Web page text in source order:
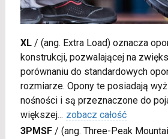
XL/ (ang. Extra Load) oznacza
konstrukcji, pozwalającej na
porównaniu do standardowych
rozmiarze. Opony te posiadają
nośności i są przeznaczone do
większej... zobacz całość
3PMSF/ (ang. Three-Peak